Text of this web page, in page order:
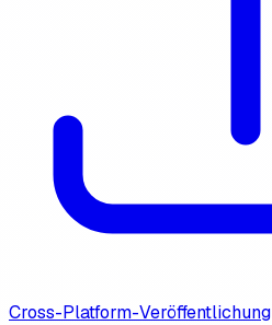
Cross-Platform-Veröffentlichung